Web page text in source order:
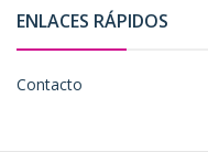
ENLACES RÁPIDOS
Contacto